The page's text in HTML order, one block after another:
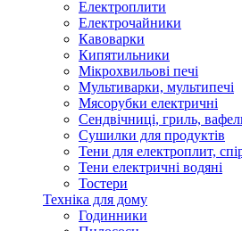
Електроплити
Електрочайники
Кавоварки
Кипятильники
Мікрохвильові печі
Мультиварки, мультипечі
Мясорубки електричні
Сендвічниці, гриль,
Сушилки для продуктів
Тени для електроплит,
Тени електричні водяні
Тостери
Техніка для дому
Годинники